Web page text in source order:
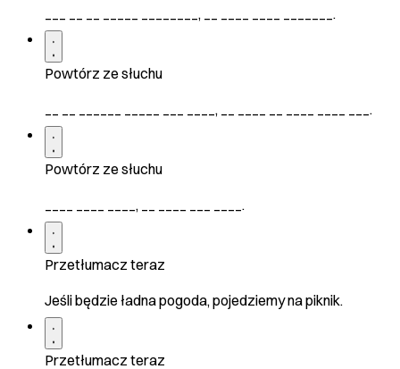
___ __ __ _____ ________, __ ____ ____ _______.
Powtórz ze słuchu
__ __ ______ _____ ___ ____, __ ____ __ ____ ____ ___.
Powtórz ze słuchu
____ ____ ____, __ ____ ___ ____.
Przetłumacz teraz
Jeśli będzie ładna pogoda, pojedziemy na piknik.
Przetłumacz teraz